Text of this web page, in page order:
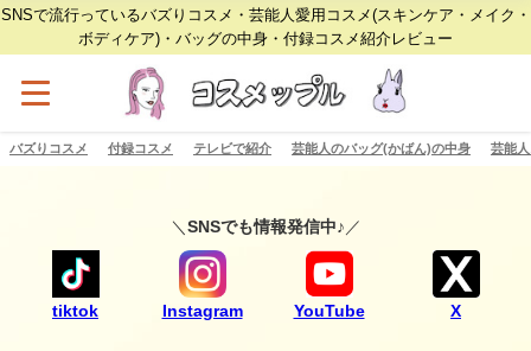
SNSで流行っているバズりコスメ・芸能人愛用コスメ(スキンケア・メイク・
ボディケア)・バッグの中身・付録コスメ紹介レビュー
バズりコスメ 付録コスメ テレビで紹介 芸能人のバッグ(かばん)の中身 芸能
＼ SNSでも情報発信中♪ ／
tiktok Instagram YouTube X